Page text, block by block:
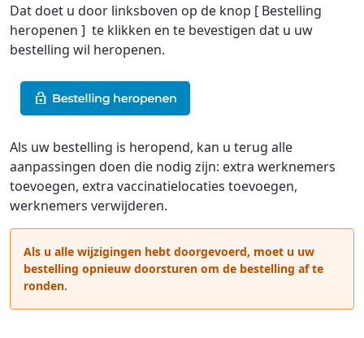
Dat doet u door linksboven op de knop [ Bestelling
heropenen ] te klikken en te bevestigen dat u uw
bestelling wil heropenen.
Als uw bestelling is heropend, kan u terug alle
aanpassingen doen die nodig zijn: extra werknemers
toevoegen, extra vaccinatielocaties toevoegen,
werknemers verwijderen.
Als u alle wijzigingen hebt doorgevoerd, moet u uw
bestelling opnieuw doorsturen om de bestelling af te
ronden.